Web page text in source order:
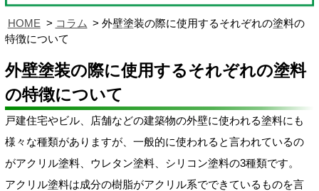
HOME コラム
外壁塗装の際に使用するそれぞれの塗料の
特徴について
外壁塗装の際に使用するそれぞれの塗料
の特徴について
戸建住宅やビル、店舗などの建築物の外壁に使われる塗料にも
様々な種類がありますが、一般的に使われると言われているの
がアクリル塗料、ウレタン塗料、シリコン塗料の3種類です。
アクリル塗料は成分の樹脂がアクリル系でできているものを言